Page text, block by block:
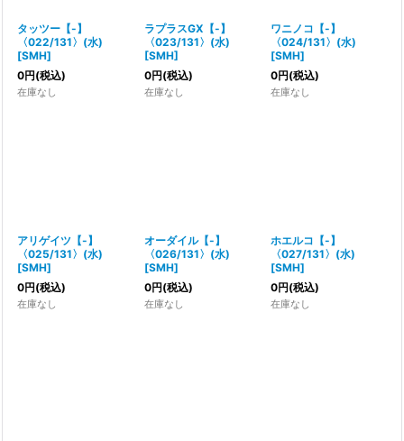
タッツー【-】
〈022/131〉(水)
[SMH]
0円(税込)
在庫なし
ラプラスGX【-】
〈023/131〉(水)
[SMH]
0円(税込)
在庫なし
ワニノコ【-】
〈024/131〉(水)
[SMH]
0円(税込)
在庫なし
アリゲイツ【-】
〈025/131〉(水)
[SMH]
0円(税込)
在庫なし
オーダイル【-】
〈026/131〉(水)
[SMH]
0円(税込)
在庫なし
ホエルコ【-】
〈027/131〉(水)
[SMH]
0円(税込)
在庫なし